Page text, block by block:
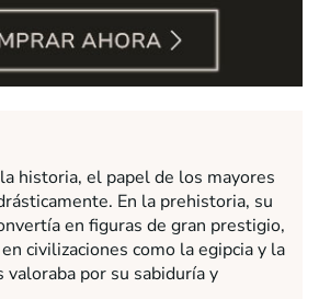
historia, el papel de los mayores
En la prehistoria, su
en figuras de gran prestigio,
civilizaciones como la egipcia y la
valoraba por su sabiduría y